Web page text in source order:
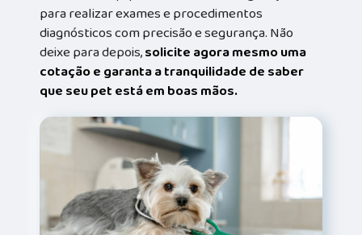
para realizar exames e procedimentos
diagnósticos com precisão e segurança. Não
deixe para depois,solicite agora mesmo uma
cotação e garanta a tranquilidade de saber
que seu pet está em boas mãos.